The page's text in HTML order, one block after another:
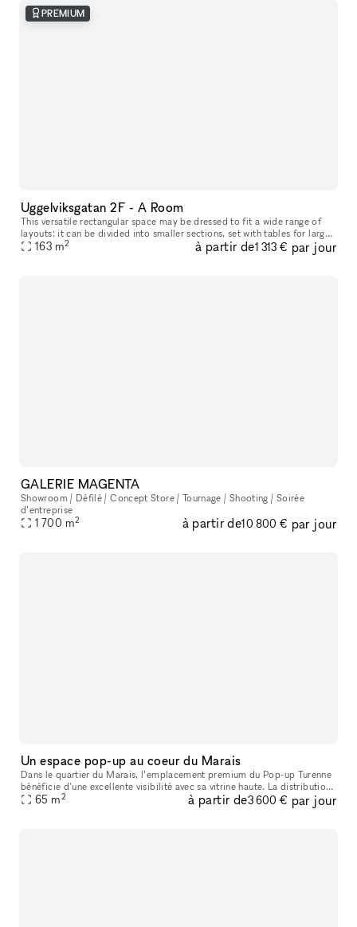
PREMIUM
Uggelviksgatan 2F - A Room
This versatile rectangular space may be dressed to fit a wide range of
layouts: it can be divided into smaller sections, set with tables for larger
dinners, arranged for talks or events, or turned in
163 m2 à partir de1 313 € par jour
GALERIE MAGENTA
Showroom / Défilé / Concept Store / Tournage / Shooting / Soirée
d’entreprise
1 700 m2 à partir de10 800 € par jour
Un espace pop-up au coeur du Marais
Dans le quartier du Marais, l’emplacement premium du Pop-up Turenne
bénéficie d’une excellente visibilité avec sa vitrine haute. La distribution
originale de l’espace, sa mezzanine et son parquet en
65 m2 à partir de3 600 € par jour